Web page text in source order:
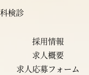
2023年8月
2023年7月
検診
採用情報
求人概要
求人応募フォーム